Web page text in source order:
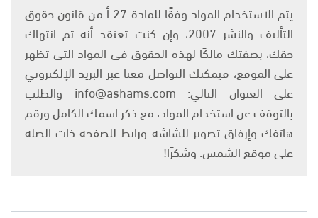
يتم الاستخدام المواد وفقًا للمادة 27 أ من قانون حقوق
التأليف والنشر 2007، وإن كنت تعتقد أنه تم انتهاك
حقك، بصفتك مالكًا لهذه الحقوق في المواد التي تظهر
على الموقع، فيمكنك التواصل معنا عبر البريد الإلكتروني
على العنوان التالي: info@ashams.com والطلب
بالتوقف عن استخدام المواد، مع ذكر اسمك الكامل ورقم
هاتفك وإرفاق تصوير للشاشة ورابط للصفحة ذات الصلة
على موقع الشمس. وشكرًا!